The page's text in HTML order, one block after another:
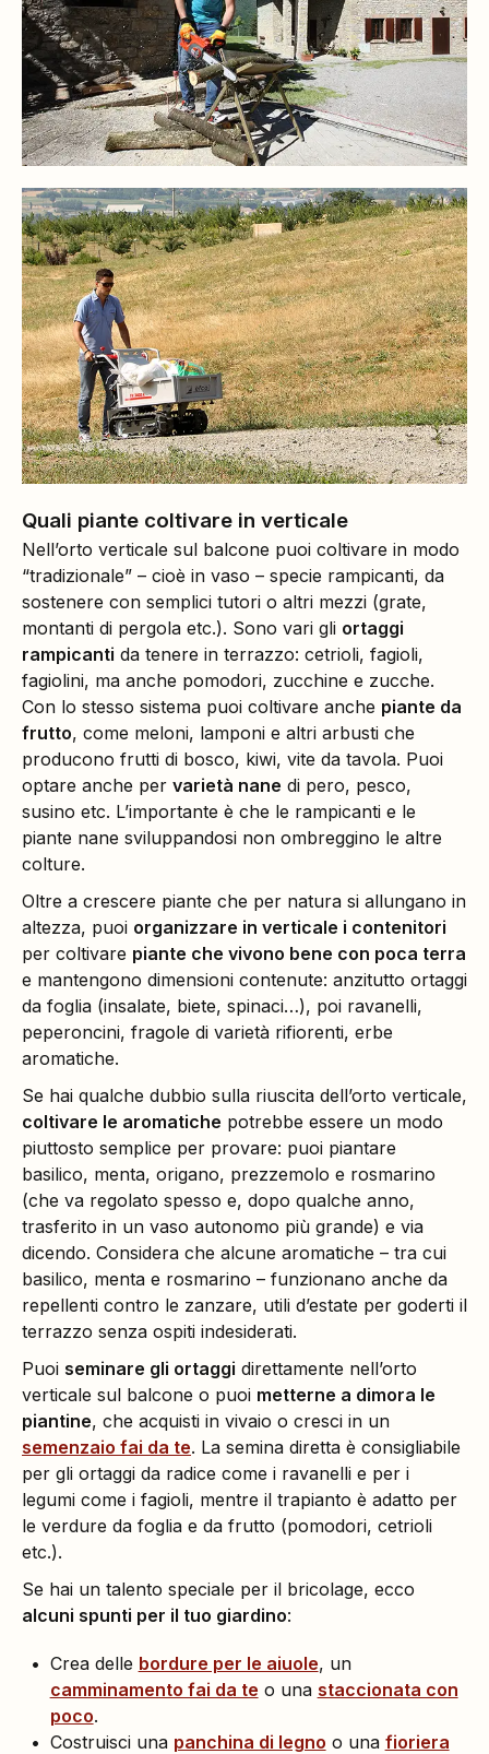
Quali piante coltivare in verticale
Nell’orto verticale sul balcone puoi coltivare in modo
“tradizionale” – cioè in vaso – specie rampicanti, da
sostenere con semplici tutori o altri mezzi (grate,
montanti di pergola etc.). Sono vari gli ortaggi
rampicanti da tenere in terrazzo: cetrioli, fagioli,
fagiolini, ma anche pomodori, zucchine e zucche.
Con lo stesso sistema puoi coltivare anche piante da
frutto, come meloni, lamponi e altri arbusti che
producono frutti di bosco, kiwi, vite da tavola. Puoi
optare anche per varietà nane di pero, pesco,
susino etc. L’importante è che le rampicanti e le
piante nane sviluppandosi non ombreggino le altre
colture.
Oltre a crescere piante che per natura si allungano in
altezza, puoi organizzare in verticale i contenitori
per coltivare piante che vivono bene con poca terra
e mantengono dimensioni contenute: anzitutto ortaggi
da foglia (insalate, biete, spinaci…), poi ravanelli,
peperoncini, fragole di varietà rifiorenti, erbe
aromatiche.
Se hai qualche dubbio sulla riuscita dell’orto verticale,
coltivare le aromatiche potrebbe essere un modo
piuttosto semplice per provare: puoi piantare
basilico, menta, origano, prezzemolo e rosmarino
(che va regolato spesso e, dopo qualche anno,
trasferito in un vaso autonomo più grande) e via
dicendo. Considera che alcune aromatiche – tra cui
basilico, menta e rosmarino – funzionano anche da
repellenti contro le zanzare, utili d’estate per goderti il
terrazzo senza ospiti indesiderati.
Puoi seminare gli ortaggi direttamente nell’orto
verticale sul balcone o puoi metterne a dimora le
piantine, che acquisti in vivaio o cresci in un
semenzaio fai da te. La semina diretta è consigliabile
per gli ortaggi da radice come i ravanelli e per i
legumi come i fagioli, mentre il trapianto è adatto per
le verdure da foglia e da frutto (pomodori, cetrioli
etc.).
Se hai un talento speciale per il bricolage, ecco
alcuni spunti per il tuo giardino:
Crea delle bordure per le aiuole, un
camminamento fai da te o una staccionata con
poco.
Costruisci una panchina di legno o una fioriera